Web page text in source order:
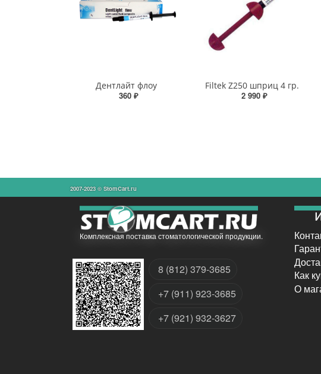
Дентлайт флоу
360 ₽
Filtek Z250 шприц 4 гр.
2 990 ₽
2007-2023 © StomCart.ru
Комплексная поставка стоматологической продукции.
8 (812) 379-3685
+7 (911) 923-3685
+7 (921) 932-3627
Как
О